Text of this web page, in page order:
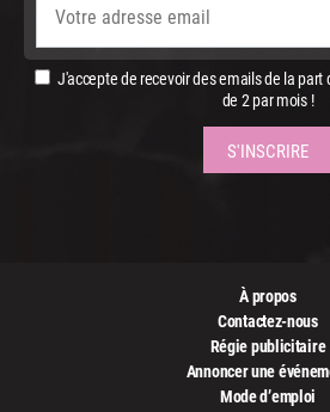
J'accepte de recevoir des emails de la part
de 2 par mois !
À propos
Contactez-nous
Régie publicitaire
Annoncer une
Mode d’emploi